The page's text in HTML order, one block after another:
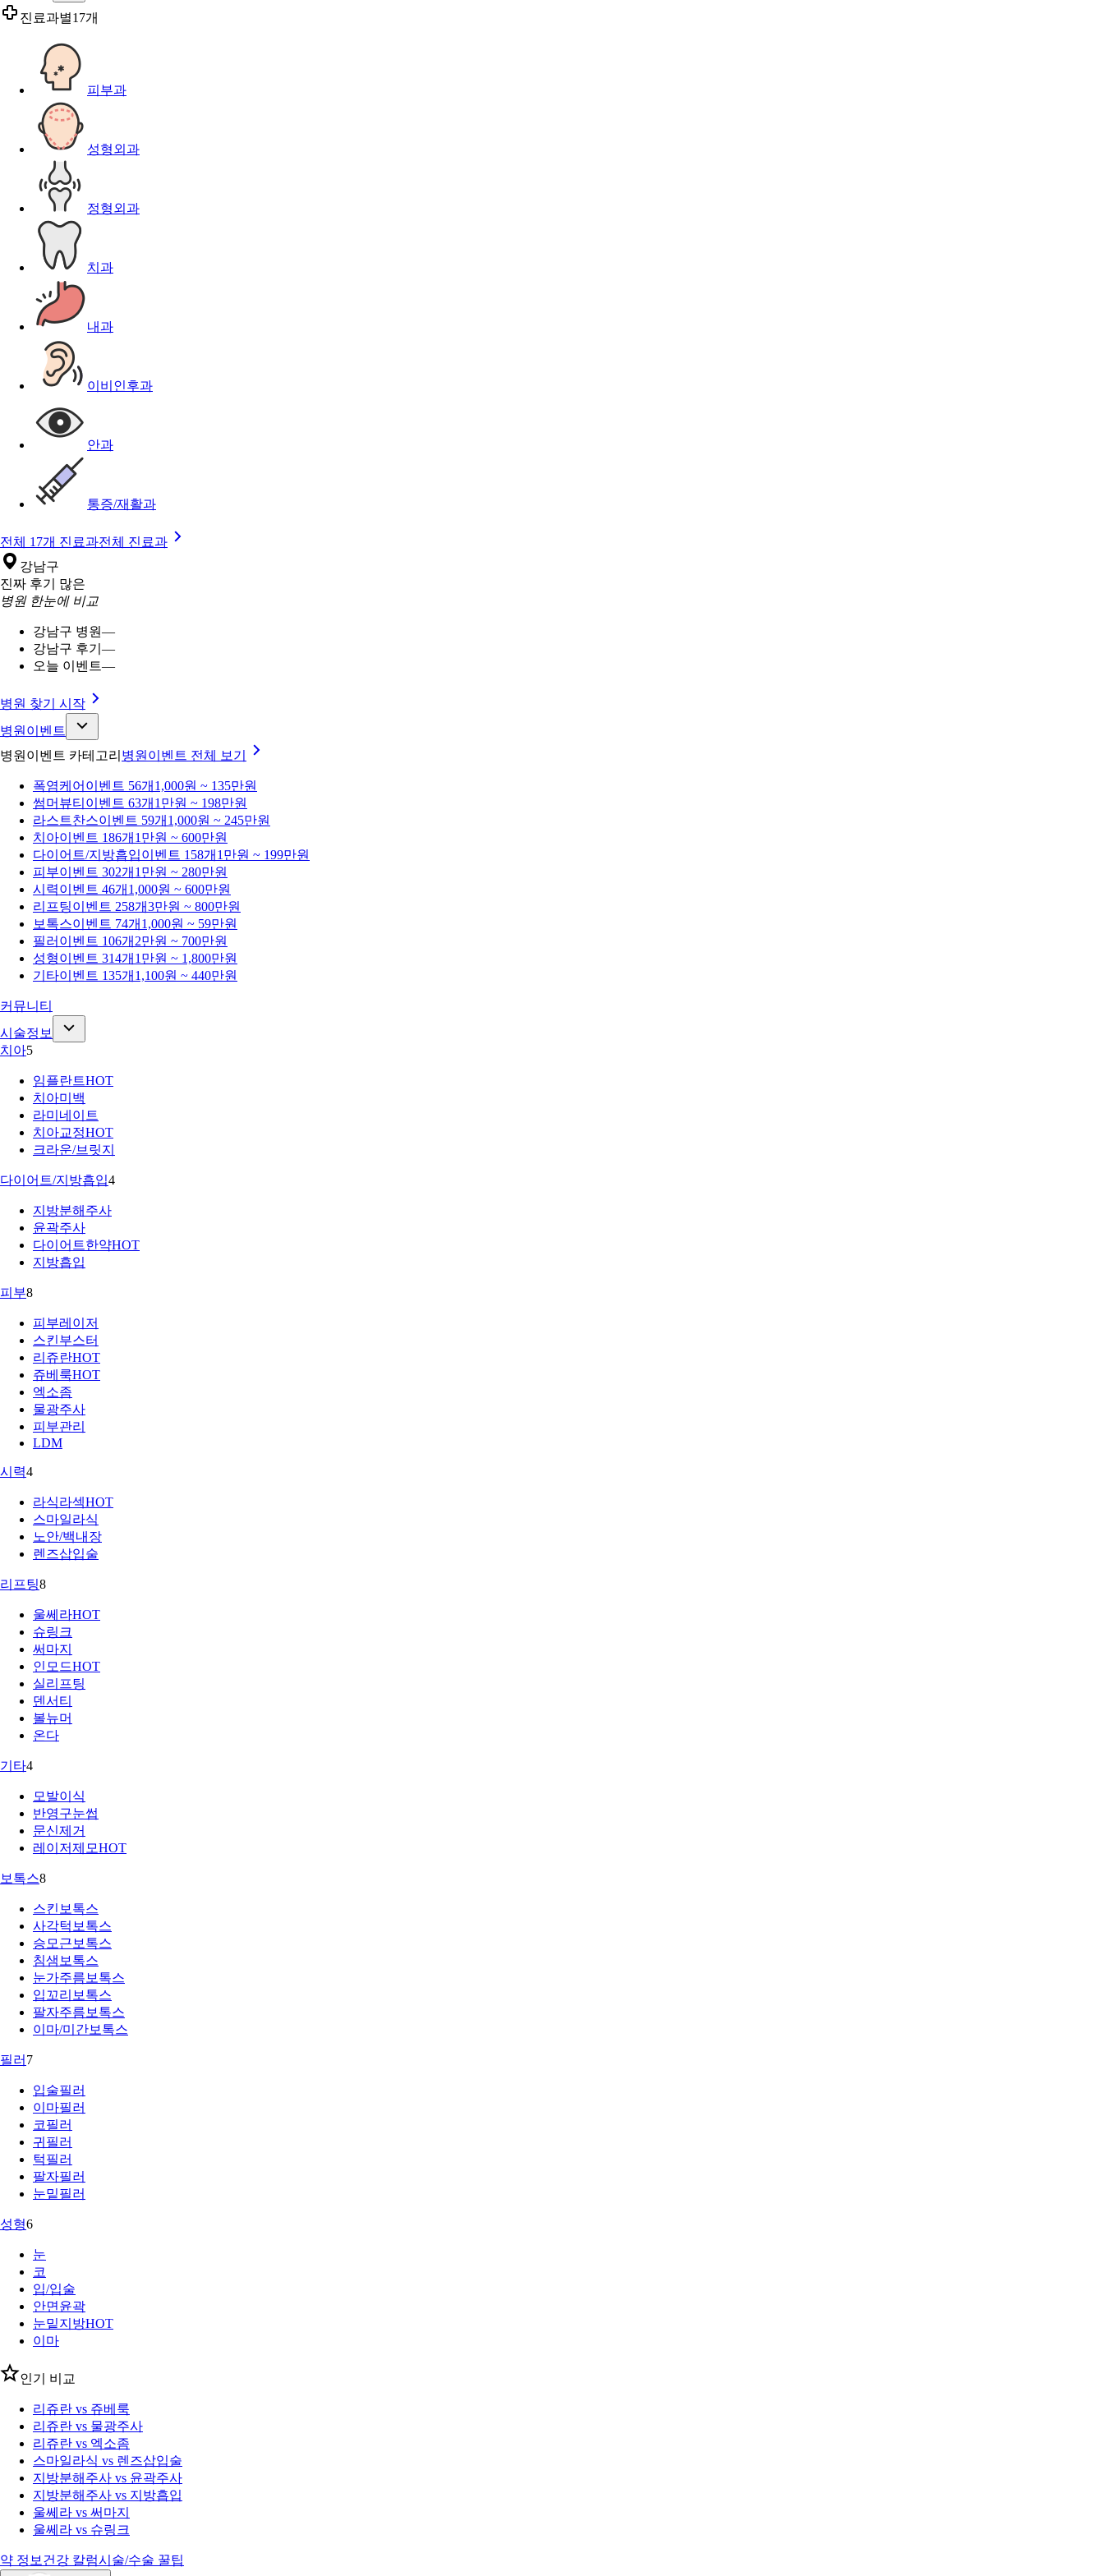
진료과별17개
피부과
성형외과
정형외과
치과
내과
이비인후과
안과
통증/재활과
전체 17개 진료과전체 진료과
강남구
진짜 후기 많은
병원 한눈에 비교
강남구 병원—
강남구 후기 —
오늘 이벤트—
병원 찾기 시작
병원이벤트
병원이벤트 카테고리 병원이벤트 전체 보기
폭염케어 이벤트 56개 1,000원 ~ 135만원
썸머뷰티 이벤트 63개 1만원 ~ 198만원
라스트찬스이벤트 59개 1,000원 ~ 245만원
치아이벤트 186개 1만원 ~ 600만원
다이어트/지방흡입이벤트 158개 1만원 ~ 199만원
피부이벤트 302개 1만원 ~ 280만원
시력이벤트 46개 1,000원 ~ 600만원
리프팅이벤트 258개3만원 ~ 800만원
보톡스이벤트 74개 1,000원 ~ 59만원
필러 이벤트 106개 2만원 ~ 700만원
성형이벤트 314개 1만원 ~ 1,800만원
기타이벤트 135개 1,100원 ~ 440만원
커뮤니티
시술정보
치아5
임플란트HOT
치아미백
라미네이트
치아교정HOT
크라운/브릿지
다이어트/지방흡입4
지방분해주사
윤곽주사
다이어트한약HOT
지방흡입
피부8
피부레이저
스킨부스터
리쥬란HOT
쥬베룩HOT
엑소좀
물광주사
피부관리
LDM
시력4
라식라섹HOT
스마일라식
노안/백내장
렌즈삽입술
리프팅8
울쎄라HOT
슈링크
써마지
인모드HOT
실리프팅
덴서티
볼뉴머
온다
기타4
모발이식
반영구눈썹
문신제거
레이저제모HOT
보톡스8
스킨보톡스
사각턱보톡스
승모근보톡스
침샘보톡스
눈가주름보톡스
입꼬리보톡스
팔자주름보톡스
이마/미간보톡스
필러 7
입술필러
이마필러
코필러
귀필러
턱필러
팔자필러
눈밑필러
성형6
눈
코
입/입술
안면윤곽
눈밑지방HOT
이마
인기 비교
리쥬란 vs 쥬베룩
리쥬란 vs 물광주사
리쥬란 vs 엑소좀
스마일라식 vs 렌즈삽입술
지방분해주사 vs 윤곽주사
지방분해주사 vs 지방흡입
울쎄라 vs 써마지
울쎄라 vs 슈링크
약 정보 건강 칼럼시술/수술 꿀팁